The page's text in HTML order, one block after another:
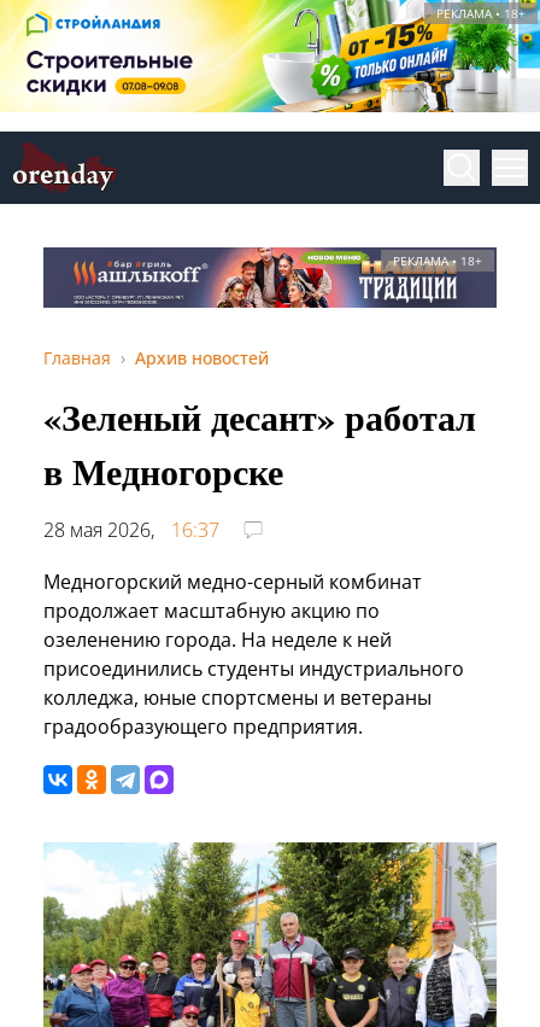
РЕКЛАМА • 18+
РЕКЛАМА • 18+
Главная Архив новостей
«Зеленый десант» работал
в Медногорске
28 мая 2026,
16:37
Медногорский медно-серный комбинат
продолжает масштабную акцию по
озеленению города. На неделе к ней
присоединились студенты индустриального
колледжа, юные спортсмены и ветераны
градообразующего предприятия.